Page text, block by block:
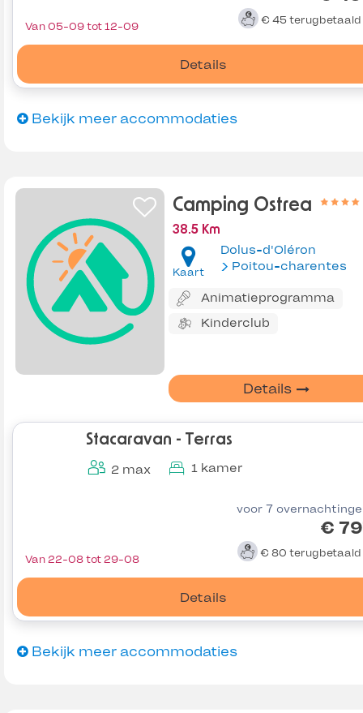
€ 45 terugbetaald
Details
Van 05-09 tot 12-09
Bekijk meer accommodaties
Camping Ostrea
38.5 Km
Kaart
Dolus-d'Oléron
Poitou-charentes
Animatieprogramma
Kinderclub
Details
Stacaravan - Terras
2 max 1 kamer
voor 7
€
€ 80 terugbetaald
Details
Van 22-08 tot 29-08
Bekijk meer accommodaties